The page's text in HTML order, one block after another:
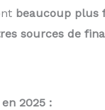
beaucoup plus
sources de
2025 :